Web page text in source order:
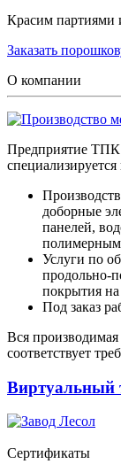
Красим партиями
Заказать
О компании
Предприятие ТПК
доборные
панелей,
Услуги по
продольно-
покрытия
Под заказ
Вся
соответствует
Виртуальный
Сертификаты